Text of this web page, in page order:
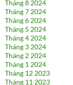
Tháng 8 2024
Tháng 7 2024
Tháng 6 2024
Tháng 5 2024
Tháng 4 2024
Tháng 3 2024
Tháng 2 2024
Tháng 1 2024
Tháng 12 2023
Tháng 11 2023